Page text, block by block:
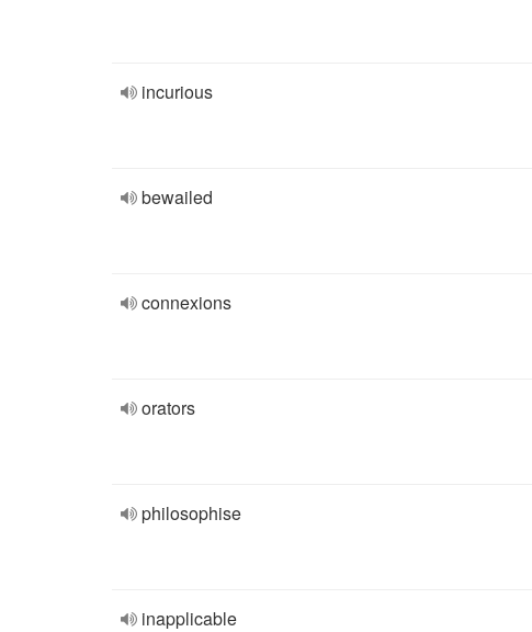
incurious
bewailed
connexions
orators
philosophise
inapplicable